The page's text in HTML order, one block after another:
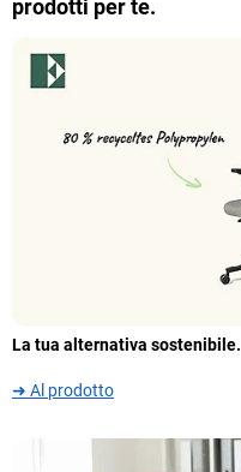
prodotti per te.
La tua alternativa sostenibile.
➜ Al prodotto